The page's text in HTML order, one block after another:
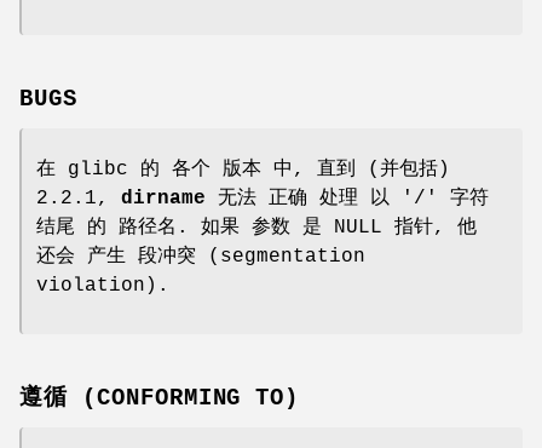
BUGS
在 glibc 的 各个 版本 中, 直到 (并包括)
2.2.1, dirname 无法 正确 处理 以 '/' 字符
结尾 的 路径名. 如果 参数 是 NULL 指针, 他
还会 产生 段冲突 (segmentation
violation).
遵循 (CONFORMING TO)